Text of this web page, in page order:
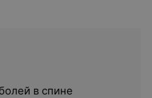
в спине